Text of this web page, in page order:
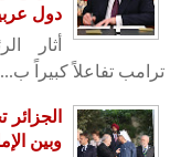
دول
أثار
ترامب تفاعلاً كبيراً ب...
وبين